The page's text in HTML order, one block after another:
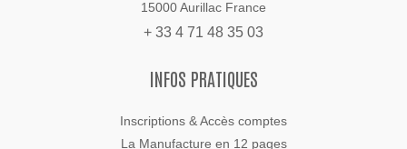
15000 Aurillac France
+ 33 4 71 48 35 03
INFOS PRATIQUES
Inscriptions & Accès comptes
La Manufacture en 12 pages